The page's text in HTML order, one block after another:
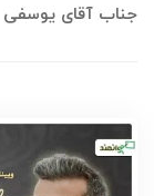
جناب آقای یوسفی